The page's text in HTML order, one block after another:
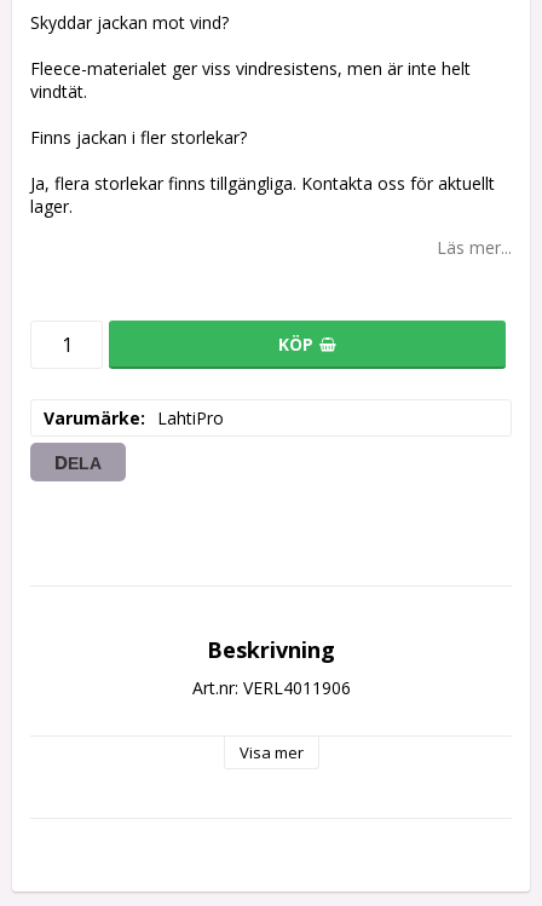
Skyddar jackan mot vind?
Fleece-materialet ger viss vindresistens, men är inte helt
vindtät.
Finns jackan i fler storlekar?
Ja, flera storlekar finns tillgängliga. Kontakta oss för aktuellt
lager.
Läs mer...
KÖP
Varumärke LahtiPro
DELA
Beskrivning
Art.nr: VERL4011906
Visa mer